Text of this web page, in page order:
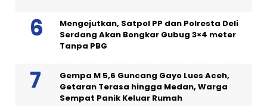
Mengejutkan, Satpol PP dan Polresta Deli
Serdang Akan Bongkar Gubug 3×4 meter
Tanpa PBG
Gempa M 5,6 Guncang Gayo Lues Aceh,
Getaran Terasa hingga Medan, Warga
Sempat Panik Keluar Rumah